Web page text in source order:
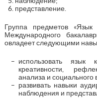
представление.
Группа предметов
Международного
овладеет следующими
использовать язык
креативности,
анализа и социального
развивать навыки
наблюдения и